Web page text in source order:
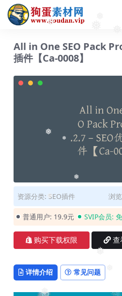
❅
❅
❅
❅
❅
All in One SEO Pack
插件【Ca-0008】
资源分类: SEO插件 浏
普通用户: 19.9元 SVIP会员:
购买下载权限 查
详情介绍 常见问题